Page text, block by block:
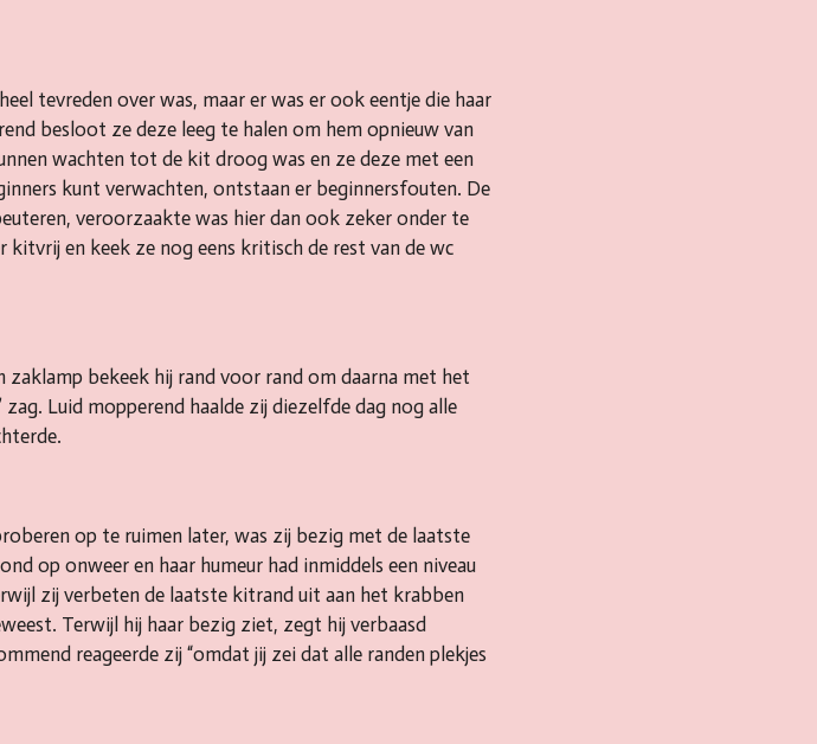
tevreden over was, maar er was er ook eentje die haar
besloot ze deze leeg te halen om hem opnieuw van
wachten tot de kit droog was en ze deze met een
kunt verwachten, ontstaan er beginnersfouten. De
veroorzaakte was hier dan ook zeker onder te
kitvrij en keek ze nog eens kritisch de rest van de wc
bekeek hij rand voor rand om daarna met het
Luid mopperend haalde zij diezelfde dag nog alle
op te ruimen later, was zij bezig met de laatste
op onweer en haar humeur had inmiddels een niveau
zij verbeten de laatste kitrand uit aan het krabben
Terwijl hij haar bezig ziet, zegt hij verbaasd
reageerde zij “omdat jij zei dat alle randen plekjes